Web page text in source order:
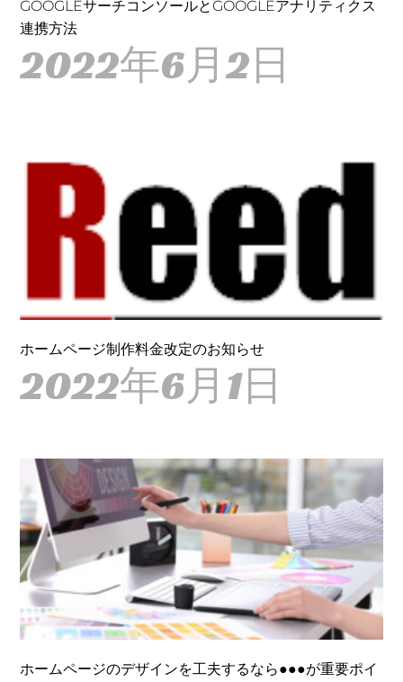
GOOGLEサーチコンソールとGOOGLEアナリティクス
連携方法
2022年6月2日
ホームページ制作料金改定のお知らせ
2022年6月1日
ホームページのデザインを工夫するなら●●●が重要ポイ